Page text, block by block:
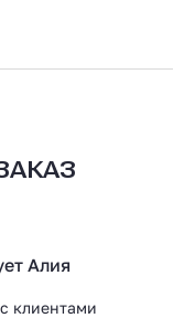
Алия
клиентами